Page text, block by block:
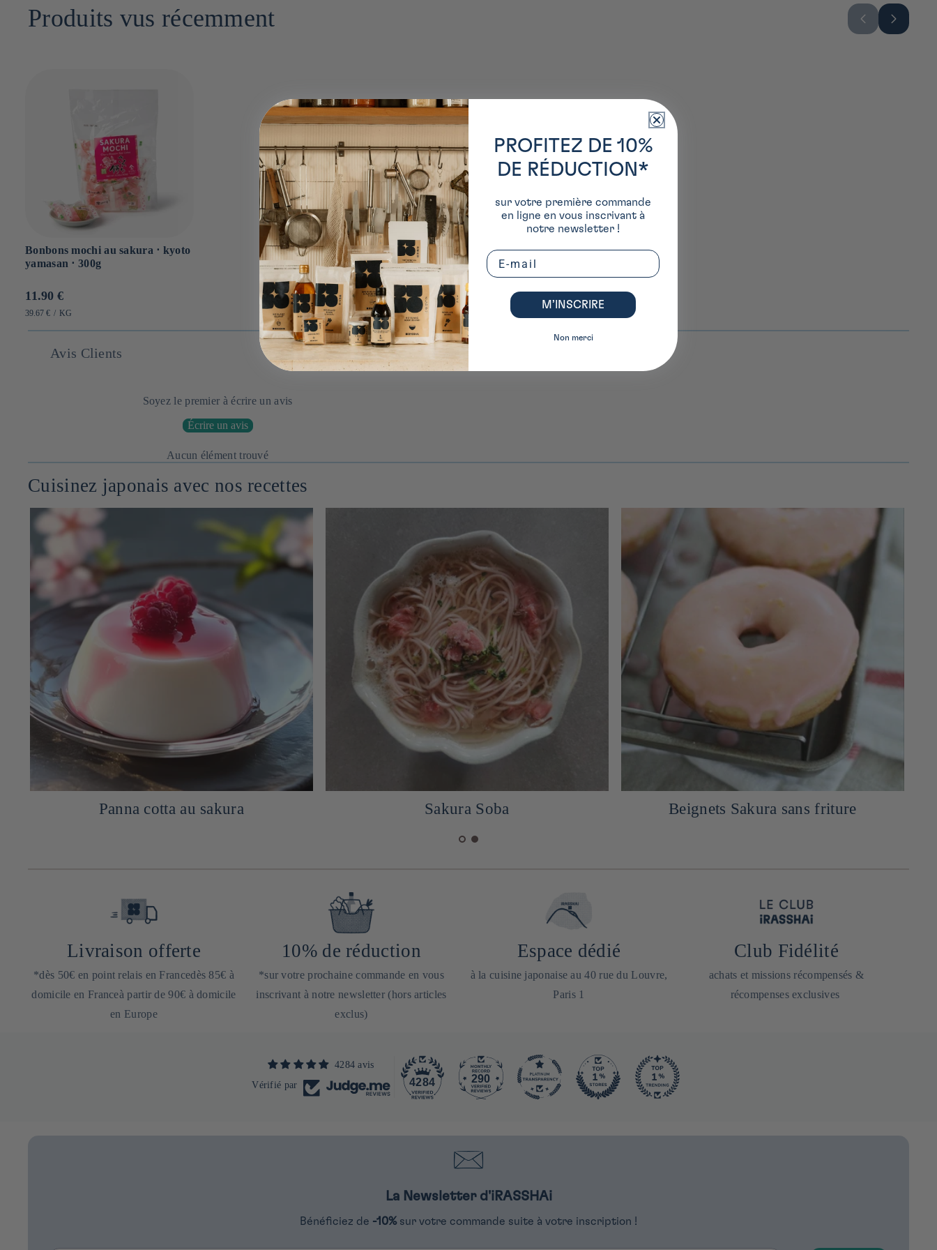
Produits vus récemment
Bonbons mochi au sakura ⋅ kyoto
yamasan ⋅ 300g
Prix
habituel
11.90 €
PRIX
39.67 € / PAR
KG
Avis Clients
Soyez le premier à écrire un avis
Écrire un avis
Aucun élément trouvé
Cuisinez japonais avec nos recettes
Panna cotta au sakura Sakura Soba Beignets Sakura sans friture
Livraison offerte
*dès 50€ en point relais en Francedès 85€ à
domicile en Franceà partir de 90€ à domicile
en Europe
10% de réduction
*sur votre prochaine commande en vous
inscrivant à notre newsletter (hors articles
exclus)
Espace dédié
à la cuisine japonaise au 40 rue du Louvre,
Paris 1
Club Fidélité
achats et missions récompensés &
récompenses exclusives
4284 avis
Vérifié par
4284 290
La Newsletter d'iRASSHAi
Bénéficiez de -10% sur votre commande suite à votre inscription !
PROFITEZ DE 10%
DE RÉDUCTION*
sur votre première commande
en ligne en vous inscrivant à
notre newsletter !
Email
M’INSCRIRE
Non merci